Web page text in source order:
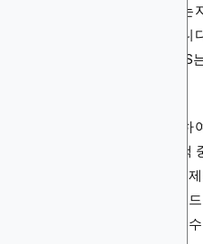
고가 사용자 참여를 유도하
가 표시되는 빈도를 보여줍
되는 비용을 나타내고,
기존 광고 네트워크와 비교
리티, 지갑 거래당 비용, 고객
팅 기능과 같은 고급 지표를
비주얼, A/B 테스트 CTA, 헤
여 사용자 경험에 해를 끼칠